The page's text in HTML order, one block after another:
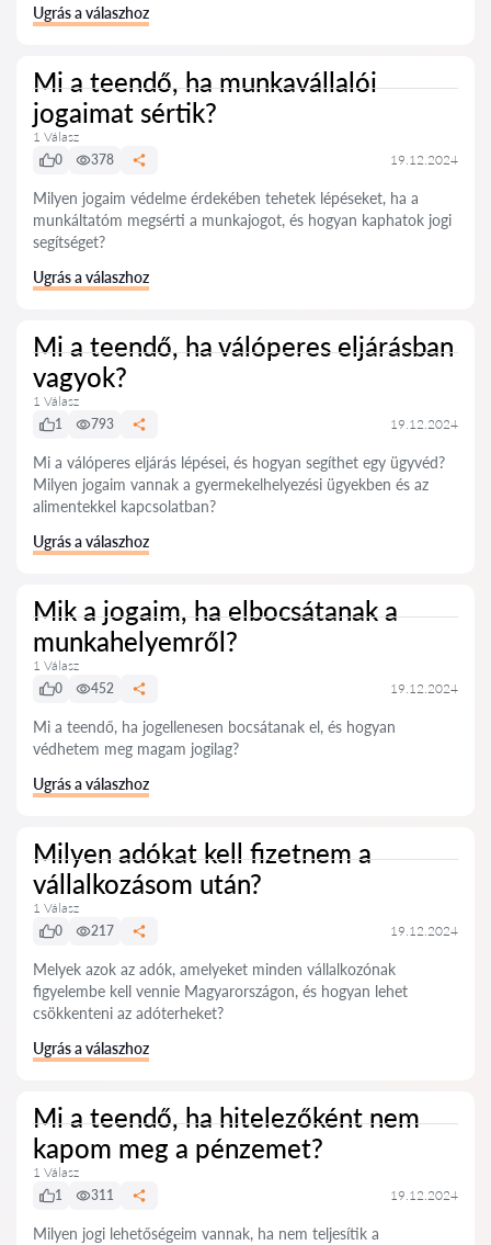
Ugrás a válaszhoz
Mi a teendő, ha munkavállalói
jogaimat sértik?
1 Válasz
0
378 19.12.2024
Milyen jogaim védelme érdekében tehetek lépéseket, ha a
munkáltatóm megsérti a munkajogot, és hogyan kaphatok jogi
segítséget?
Ugrás a válaszhoz
Mi a teendő, ha válóperes eljárásban
vagyok?
1 Válasz
1
793 19.12.2024
Mi a válóperes eljárás lépései, és hogyan segíthet egy ügyvéd?
Milyen jogaim vannak a gyermekelhelyezési ügyekben és az
alimentekkel kapcsolatban?
Ugrás a válaszhoz
Mik a jogaim, ha elbocsátanak a
munkahelyemről?
1 Válasz
0
452 19.12.2024
Mi a teendő, ha jogellenesen bocsátanak el, és hogyan
védhetem meg magam jogilag?
Ugrás a válaszhoz
Milyen adókat kell fizetnem a
vállalkozásom után?
1 Válasz
0
217 19.12.2024
Melyek azok az adók, amelyeket minden vállalkozónak
figyelembe kell vennie Magyarországon, és hogyan lehet
csökkenteni az adóterheket?
Ugrás a válaszhoz
Mi a teendő, ha hitelezőként nem
kapom meg a pénzemet?
1 Válasz
1
311 19.12.2024
Milyen jogi lehetőségeim vannak, ha nem teljesítik a